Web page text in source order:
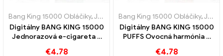
Bang King 15000 Obláčiky,Jednorazové elektronické cigarety Švédsko
Digitálny BANG KING 15000
Jednorazová e-cigareta z
€4.78
Bang King 15000 Obláčiky,Jednorazové elektronické cigarety Švédsko
Digitálny BANG KING 15000
PUFFS Ovocná harmónia z
€4.78